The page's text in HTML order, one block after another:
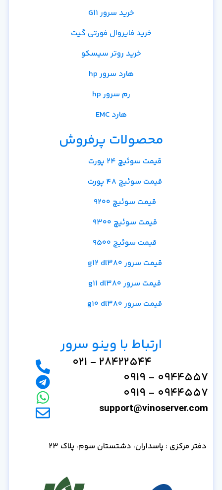
خرید سرور G11
خرید فایروال فورتی گیت
خرید روتر سیسکو
هارد سرور hp
رم سرور hp
هارد EMC
محصولات پرفروش
قیمت سوئیچ 24 پورت
قیمت سوئیچ 48 پورت
قیمت سوئیچ 9200
قیمت سوئیچ 9300
قیمت سوئیچ 9500
قیمت سرور g12 dl380
قیمت سرور g11 dl380
قیمت سرور g10 dl380
ارتباط با وینو سرور
28422544 - 021
0944557 - 0919
0944557 - 0919
support@vinoserver.com
دفتر مرکزی : پاسداران، دشتستان سوم، پلاک 23